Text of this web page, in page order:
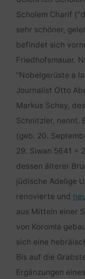
Scholem Charif
sehr schöner,
befindet sich
Friedhofsmauer.
“Nobelgerüste a
Journalist Otto
Markus Schey,
Schnitzler, nennt.
(geb. 20.
29. Siwan 5641 =
dessen älterer
jüdische Adelige
renovierte und
aus Mitteln einer
von Koromla
sich eine
Bis auf die
Ergänzungen